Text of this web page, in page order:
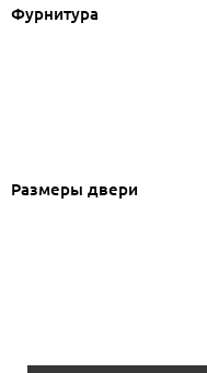
Фурнитура
Размеры двери